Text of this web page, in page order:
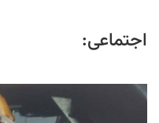
اجتماعی: